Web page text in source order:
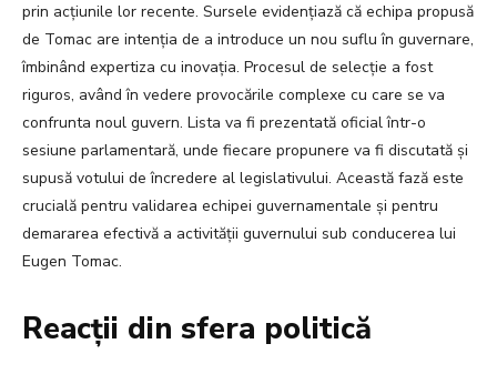
prin acțiunile lor recente. Sursele evidențiază că echipa propusă
de Tomac are intenția de a introduce un nou suflu în guvernare,
îmbinând expertiza cu inovația. Procesul de selecție a fost
riguros, având în vedere provocările complexe cu care se va
confrunta noul guvern. Lista va fi prezentată oficial într-o
sesiune parlamentară, unde fiecare propunere va fi discutată și
supusă votului de încredere al legislativului. Această fază este
crucială pentru validarea echipei guvernamentale și pentru
demararea efectivă a activității guvernului sub conducerea lui
Eugen Tomac.
Reacții din sfera politică